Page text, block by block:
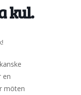
kul.
en
möten